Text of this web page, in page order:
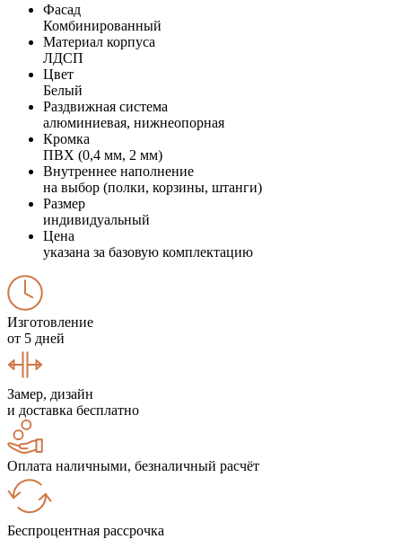
Фасад
Комбинированный
Материал корпуса
ЛДСП
Цвет
Белый
Раздвижная система
алюминиевая, нижнеопорная
Кромка
ПВХ (0,4 мм, 2 мм)
Внутреннее наполнение
на выбор (полки, корзины, штанги)
Размер
индивидуальный
Цена
указана за базовую комплектацию
Изготовление
от 5 дней
Замер, дизайн
и доставка бесплатно
Оплата наличными, безналичный расчёт
Беспроцентная рассрочка